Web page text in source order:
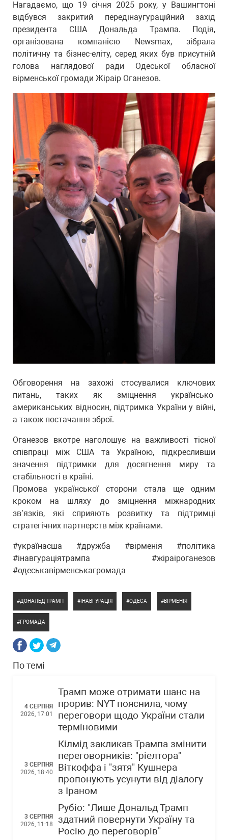
Нагадаємо, що 19 січня 2025 року, у Вашингтоні
відбувся закритий передінаугураційний захід
президента США Дональда Трампа. Подія,
організована компанією Newsmax, зібрала
політичну та бізнес-еліту, серед яких був присутній
голова наглядової ради Одеської обласної
вірменської громади Жіраір Оганезов.
Обговорення на захожі стосувалися ключових
питань, таких як зміцнення українсько-
американських відносин, підтримка України у війні,
а також постачання зброї.
Оганезов вкотре наголошує на важливості тісної
співпраці між США та Україною, підкресливши
значення підтримки для досягнення миру та
стабільності в країні.
Промова української сторони стала ще одним
кроком на шляху до зміцнення міжнародних
зв’язків, які сприяють розвитку та підтримці
стратегічних партнерств між країнами.
#українасша #дружба #вірменія #політика
#інавгураціятрампа #жіраіроганезов
#одеськавірменськагромада
ДОНАЛЬД ТРАМП ІНАВГУРАЦІЯ ОДЕСА ВІРМЕНІЯ
ГРОМАДА
По темі
4 СЕРПНЯ
2026, 17:01
Трамп може отримати шанс на
прорив: NYT пояснила, чому
переговори щодо України стали
терміновими
3 СЕРПНЯ
2026, 18:40
Кілмід закликав Трампа змінити
переговорників: "ріелтора"
Віткоффа і "зятя" Кушнера
пропонують усунути від діалогу
з Іраном
3 СЕРПНЯ
2026, 11:18
Рубіо: "Лише Дональд Трамп
здатний повернути Україну та
Росію до переговорів"